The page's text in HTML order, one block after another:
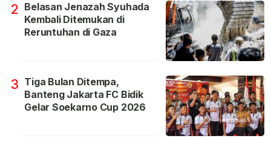
2 Belasan Jenazah Syuhada
Kembali Ditemukan di
Reruntuhan di Gaza
3 Tiga Bulan Ditempa,
Banteng Jakarta FC Bidik
Gelar Soekarno Cup 2026